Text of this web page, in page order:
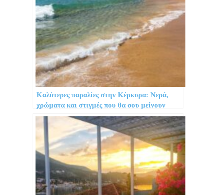
Καλύτερες παραλίες στην Κέρκυρα: Νερά,
χρώματα και στιγμές που θα σου μείνουν
αξέχαστες